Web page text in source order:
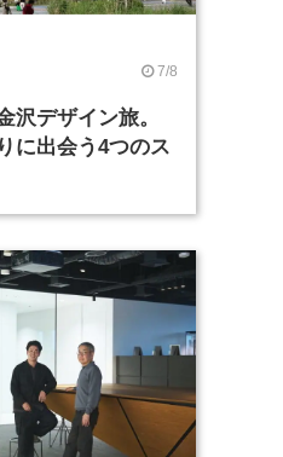
7/8
沢デザイン旅。
に出会う4つのス